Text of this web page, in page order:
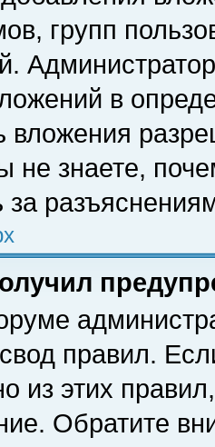
групп
в
вложения
не знаете,
за
правил.
из этих
Обратите